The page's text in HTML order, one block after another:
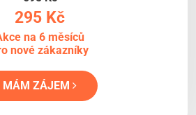
295 Kč
na 6 měsíců
nové zákazníky
MÁM ZÁJEM